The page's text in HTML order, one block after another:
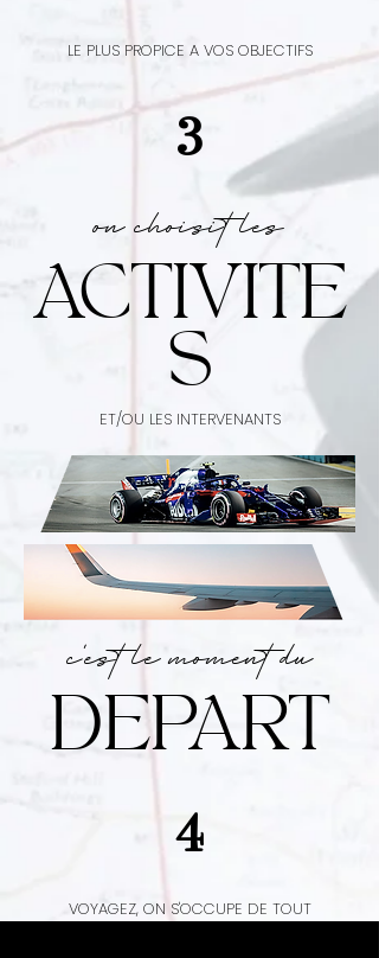
LE PLUS PROPICE A VOS OBJECTIFS
3
on choisit les
ACTIVITE
S
ET/OU LES INTERVENANTS
c'est le moment du
DEPART
4
VOYAGEZ, ON S'OCCUPE DE TOUT